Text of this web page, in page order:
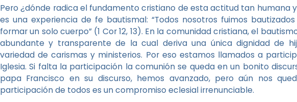
Pero ¿dónde radica el fundamento cristiano de esta actitud tan humana
es una experiencia de fe bautismal: “Todos nosotros fuimos
formar un solo cuerpo” (1 Cor 12, 13). En la comunidad cristiana, el
abundante y transparente de la cual deriva una única dignidad de
variedad de carismas y ministerios. Por eso estamos llamados a
Iglesia. Si falta la participación la comunión se queda en un bonito
papa Francisco en su discurso, hemos avanzado, pero aún nos
participación de todos es un compromiso eclesial irrenunciable.